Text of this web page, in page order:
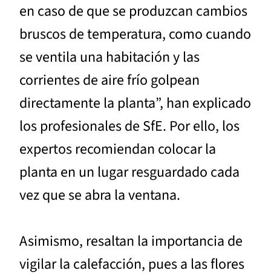
en caso de que se produzcan cambios
bruscos de temperatura, como cuando
se ventila una habitación y las
corrientes de aire frío golpean
directamente la planta”, han explicado
los profesionales de SfE. Por ello, los
expertos recomiendan colocar la
planta en un lugar resguardado cada
vez que se abra la ventana.
Asimismo, resaltan la importancia de
vigilar la calefacción, pues a las flores